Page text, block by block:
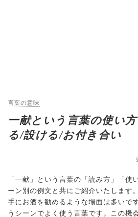
言葉の意味
一献という言葉の使い
る/設ける/お付き合い
「一献」という言葉の「読み方」「使
ーン別の例文と共にご紹介いたします
手にお酒を勧めるような場面は多いで
うシーンでよく使う言葉です。この機